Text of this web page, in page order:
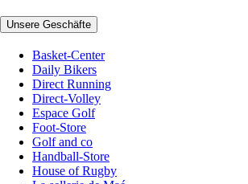
Unsere Geschäfte
Basket-Center
Daily Bikers
Direct Running
Direct-Volley
Espace Golf
Foot-Store
Golf and co
Handball-Store
House of Rugby